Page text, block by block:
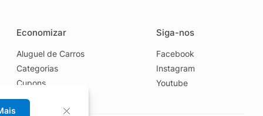
Economizar
Aluguel de Carros
Categorias
Cupons
Extensão
Siga-nos
Facebook
Instagram
Youtube